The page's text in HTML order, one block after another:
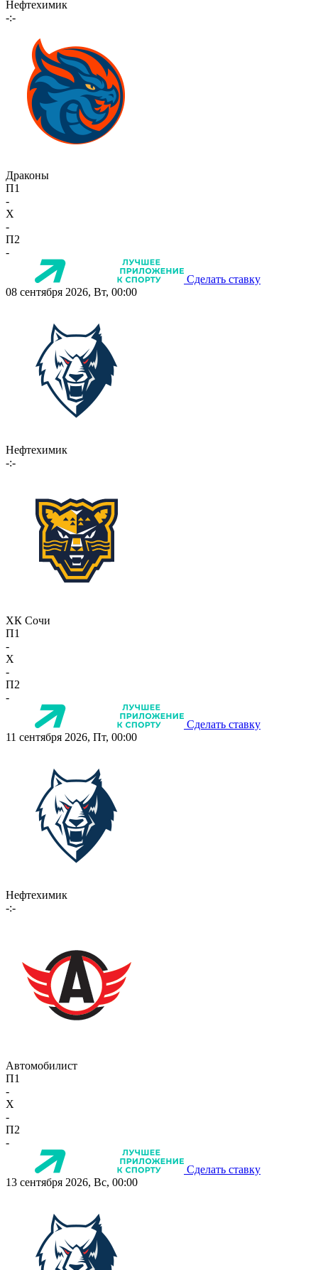
Нефтехимик
-:-
Драконы
П1
-
X
-
П2
-
Сделать ставку
08 сентября 2026, Вт, 00:00
Нефтехимик
-:-
ХК Сочи
П1
-
X
-
П2
-
Сделать ставку
11 сентября 2026, Пт, 00:00
Нефтехимик
-:-
Автомобилист
П1
-
X
-
П2
-
Сделать ставку
13 сентября 2026, Вс, 00:00